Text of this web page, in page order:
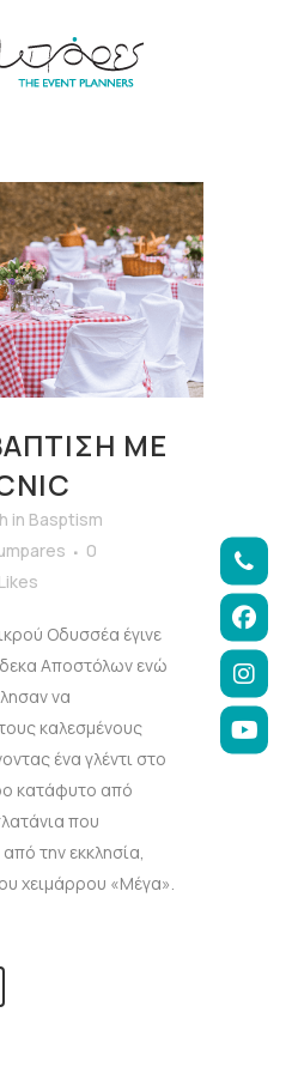
ΜΕ
in Basptism
0
Likes
Οδυσσέα έγινε
Αποστόλων ενώ
να
καλεσμένους
ένα γλέντι στο
κατάφυτο από
που
την εκκλησία,
χειμάρρου «Μέγα».